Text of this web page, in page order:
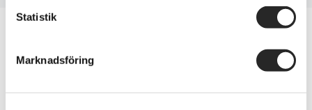
Statistik
Marknadsföring
Stockholm